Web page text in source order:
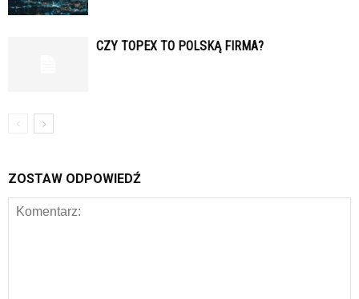
CZY TOPEX TO POLSKĄ FIRMA?
ZOSTAW ODPOWIEDŹ